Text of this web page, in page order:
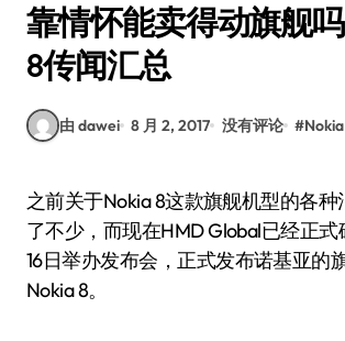
靠情怀能卖得动旗舰
8传闻汇总
由 dawei 8 月 2, 2017 没有评论 #
之前关于Nokia 8这款旗舰机型的各种消息已经曝光
了不少，而现在HMD Global已经正式
16日举办发布会，正式发布诺基亚的
Nokia 8。